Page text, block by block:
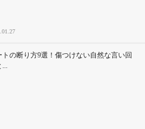
トの断り方9選！傷つけない自然な言い回
...